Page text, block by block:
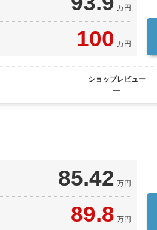
万円
100 万円
ショップレビュー
―
85.42 万円
89.8 万円